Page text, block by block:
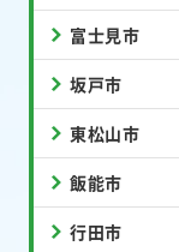
富士見市
坂戸市
東松山市
飯能市
行田市